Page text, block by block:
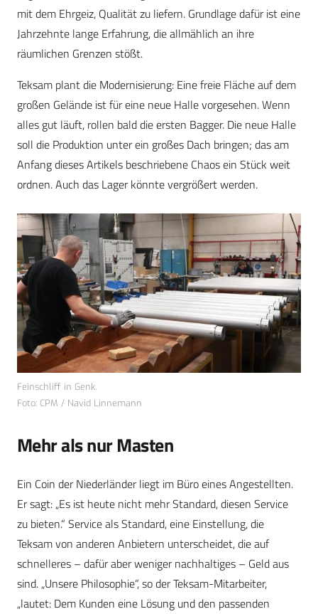
mit dem Ehrgeiz, Qualität zu liefern. Grundlage dafür ist eine
Jahrzehnte lange Erfahrung, die allmählich an ihre
räumlichen Grenzen stößt.
Teksam plant die Modernisierung: Eine freie Fläche auf dem
großen Gelände ist für eine neue Halle vorgesehen. Wenn
alles gut läuft, rollen bald die ersten Bagger. Die neue Halle
soll die Produktion unter ein großes Dach bringen; das am
Anfang dieses Artikels beschriebene Chaos ein Stück weit
ordnen. Auch das Lager könnte vergrößert werden.
Feinschliff in Genk.
Foto: CPM / Navid Linnemann
Mehr als nur Masten
Ein Coin der Niederländer liegt im Büro eines Angestellten.
Er sagt: „Es ist heute nicht mehr Standard, diesen Service
zu bieten.“ Service als Standard, eine Einstellung, die
Teksam von anderen Anbietern unterscheidet, die auf
schnelleres – dafür aber weniger nachhaltiges – Geld aus
sind. „Unsere Philosophie“, so der Teksam-Mitarbeiter,
„lautet: Dem Kunden eine Lösung und den passenden